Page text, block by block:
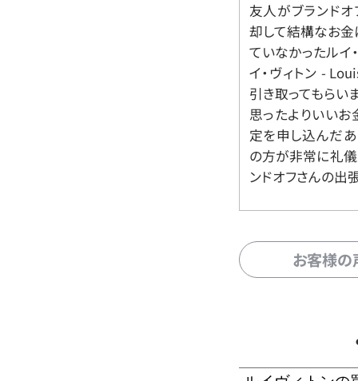
友人がブランド
却して結構なお金
ていなかったルイ
イ・ヴィトン -
引き取ってもらい
思ったよりいいお
定を申し込んだ
の方が非常に礼儀
ンドオフさんの出
お客様